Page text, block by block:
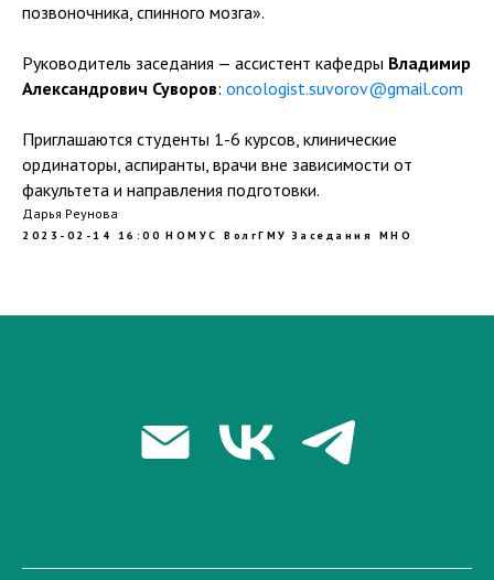
позвоночника, спинного мозга».
Руководитель заседания — ассистент кафедры Владимир
Александрович Суворов: oncologist.suvorov@gmail.com
Приглашаются студенты 1-6 курсов, клинические
ординаторы, аспиранты, врачи вне зависимости от
факультета и направления подготовки.
Дарья Реунова
2023-02-14 16:00 НОМУС ВолгГМУ Заседания МНО